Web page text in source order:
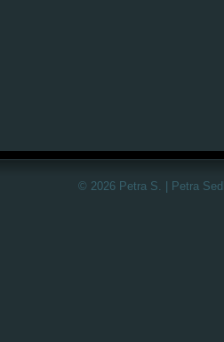
© 2026 Petra S. | Petra